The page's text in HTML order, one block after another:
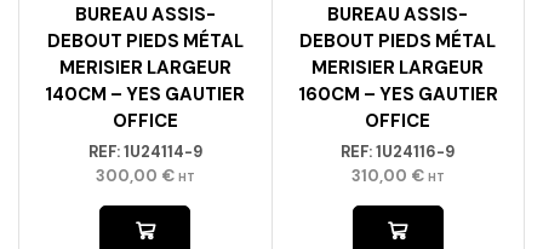
BUREAU ASSIS-
DEBOUT PIEDS MÉTAL
MERISIER LARGEUR
140CM – YES GAUTIER
OFFICE
REF:1U24114-9
300,00 € HT
BUREAU ASSIS-
DEBOUT PIEDS MÉTAL
MERISIER LARGEUR
160CM – YES GAUTIER
OFFICE
REF:1U24116-9
310,00 € HT